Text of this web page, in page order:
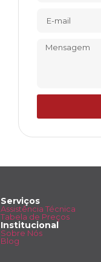
Serviços
Assistência Técnica
Tabela de Preços
Institucional
Sobre Nós
Blog